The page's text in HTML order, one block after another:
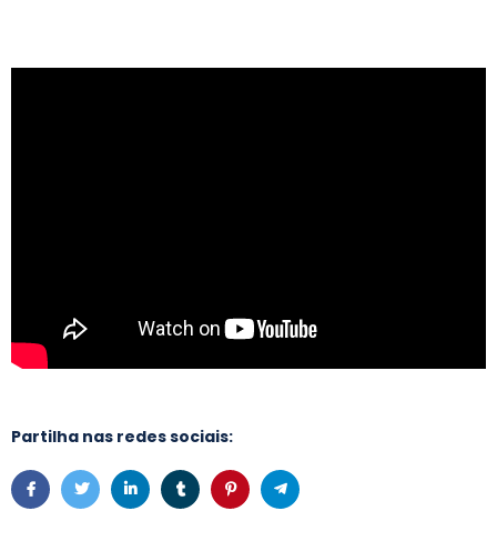
Partilha nas redes sociais: